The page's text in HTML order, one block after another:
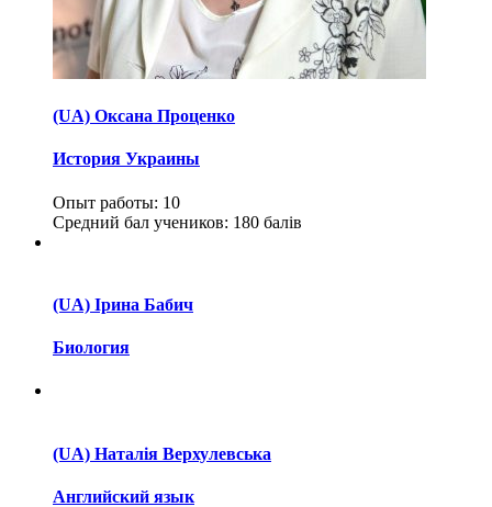
(UA) Оксана Проценко
История Украины
Опыт работы: 10
Средний бал учеников: 180 балів
(UA) Ірина Бабич
Биология
(UA) Наталія Верхулевська
Английский язык